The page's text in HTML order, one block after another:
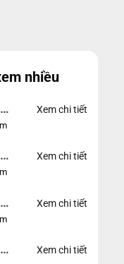
nhiều
Xem chi tiết
Xem chi tiết
Xem chi tiết
Xem chi tiết